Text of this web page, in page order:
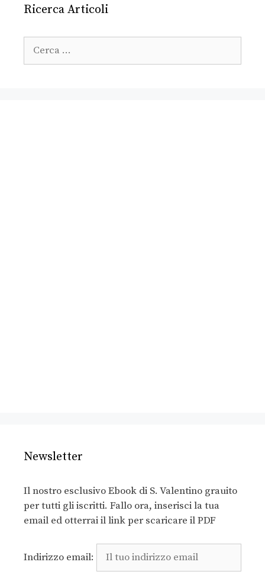
Ricerca Articoli
Newsletter
Il nostro esclusivo Ebook di S. Valentino grauito
per tutti gli iscritti. Fallo ora, inserisci la tua
email ed otterrai il link per scaricare il PDF
Indirizzo email: